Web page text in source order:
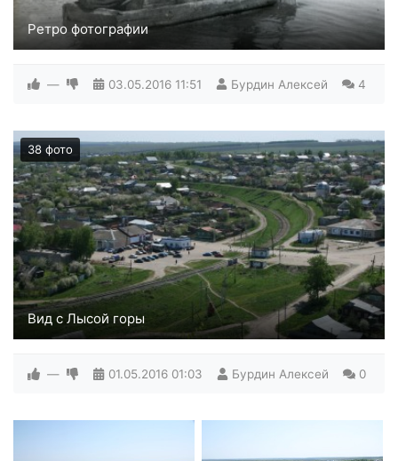
Ретро фотографии
— 03.05.2016 11:51 Бурдин Алексей 4
38 фото
Вид с Лысой горы
— 01.05.2016 01:03 Бурдин Алексей 0